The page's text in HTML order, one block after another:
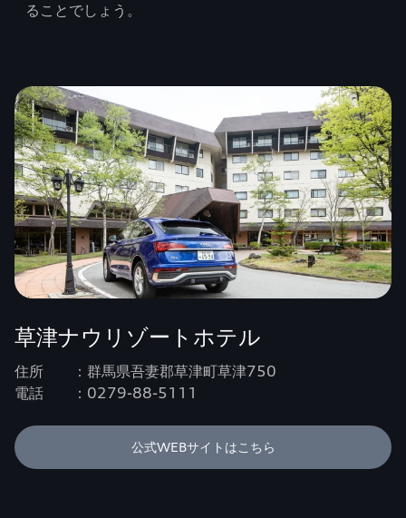
ることでしょう。
草津ナウリゾートホテル
住所 ：群馬県吾妻郡草津町草津750
電話 ：0279-88-5111
公式WEBサイトはこちら